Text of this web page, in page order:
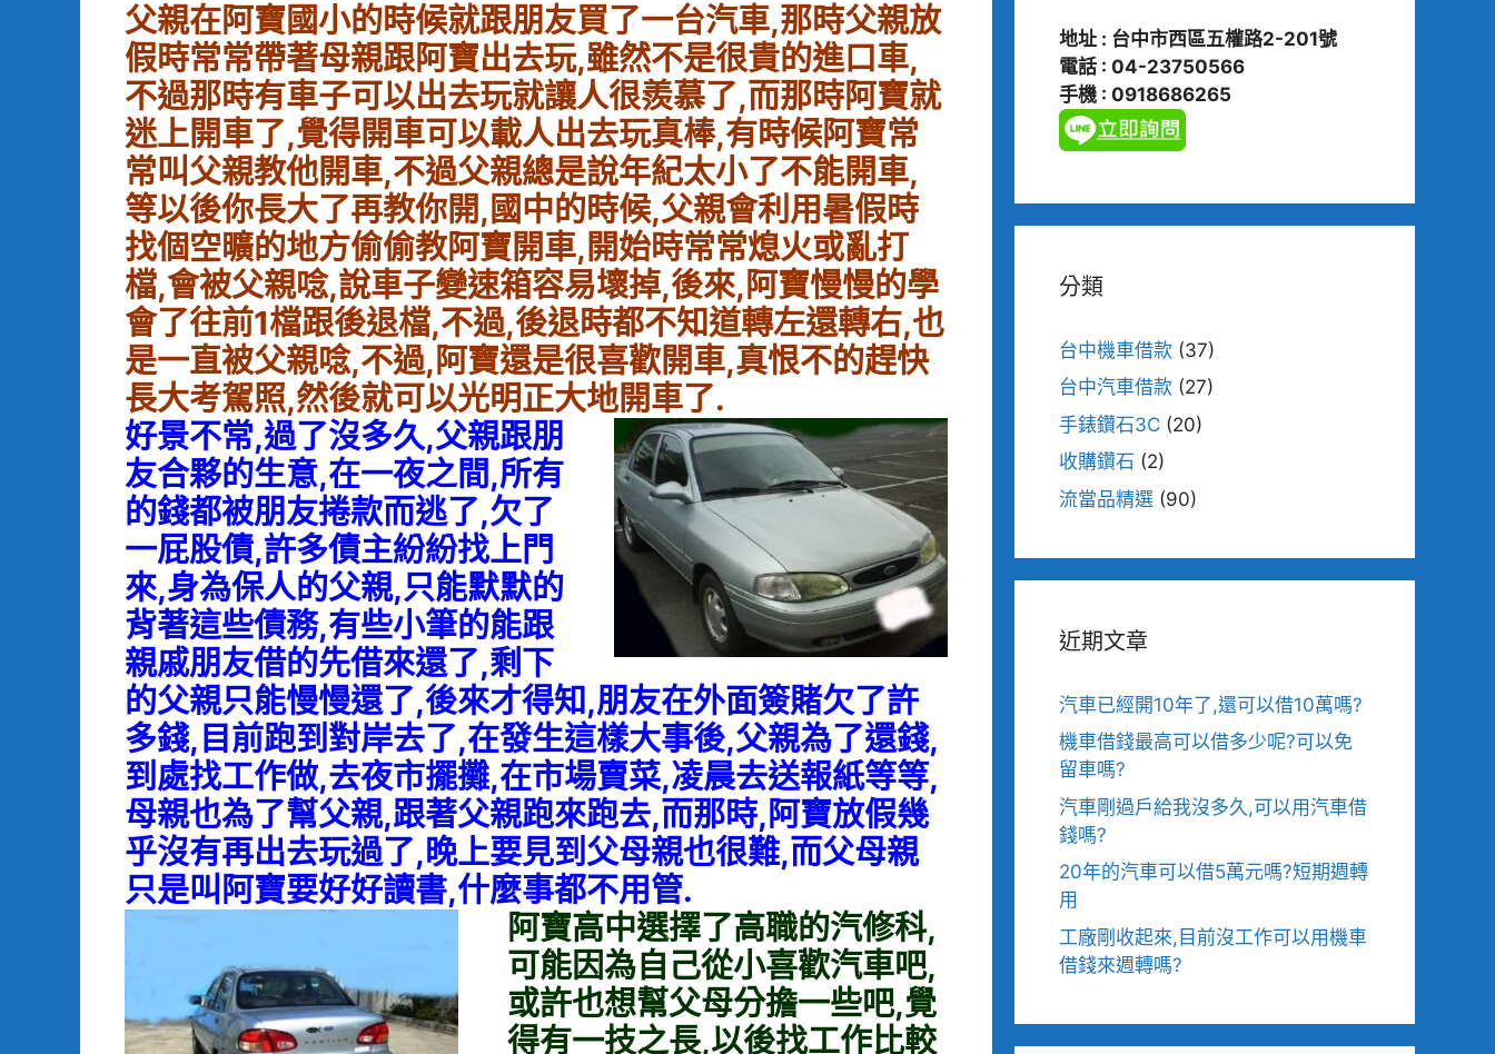
父親在阿寶國小的時候就跟朋友買了一台汽車,那時父親放
假時常常帶著母親跟阿寶出去玩,雖然不是很貴的進口車,
不過那時有車子可以出去玩就讓人很羨慕了,而那時阿寶就
迷上開車了,覺得開車可以載人出去玩真棒,有時候阿寶常
常叫父親教他開車,不過父親總是說年紀太小了不能開車,
等以後你長大了再教你開,國中的時候,父親會利用暑假時
找個空曠的地方偷偷教阿寶開車,開始時常常熄火或亂打
檔,會被父親唸,說車子變速箱容易壞掉,後來,阿寶慢慢的學
會了往前1檔跟後退檔,不過,後退時都不知道轉左還轉右,也
是一直被父親唸,不過,阿寶還是很喜歡開車,真恨不的趕快
長大考駕照,然後就可以光明正大地開車了.
好景不常,過了沒多久,父親跟朋
友合夥的生意,在一夜之間,所有
的錢都被朋友捲款而逃了,欠了
一屁股債,許多債主紛紛找上門
來,身為保人的父親,只能默默的
背著這些債務,有些小筆的能跟
親戚朋友借的先借來還了,剩下
的父親只能慢慢還了,後來才得知,朋友在外面簽賭欠了許
多錢,目前跑到對岸去了,在發生這樣大事後,父親為了還錢,
到處找工作做,去夜市擺攤,在市場賣菜,凌晨去送報紙等等,
母親也為了幫父親,跟著父親跑來跑去,而那時,阿寶放假幾
乎沒有再出去玩過了,晚上要見到父母親也很難,而父母親
只是叫阿寶要好好讀書,什麼事都不用管.
阿寶高中選擇了高職的汽修科,
可能因為自己從小喜歡汽車吧,
或許也想幫父母分擔一些吧,覺
得有一技之長,以後找工作比較
地址 : 台中市西區五權路2-201號
電話 : 04-23750566
手機 : 0918686265
分類
台中機車借款 (37)
台中汽車借款 (27)
手錶鑽石3C (20)
收購鑽石 (2)
流當品精選 (90)
近期文章
汽車已經開10年了,還可以借10萬嗎?
機車借錢最高可以借多少呢?可以免
留車嗎?
汽車剛過戶給我沒多久,可以用汽車借
錢嗎?
20年的汽車可以借5萬元嗎?短期週轉
用
工廠剛收起來,目前沒工作可以用機車
借錢來週轉嗎?